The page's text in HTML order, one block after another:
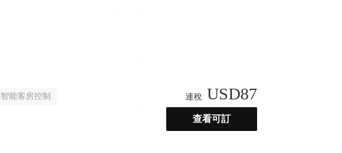
智能客房控制 連稅 USD87
查看可訂